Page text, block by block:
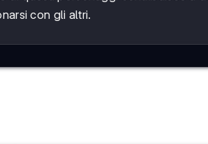
con gli altri.